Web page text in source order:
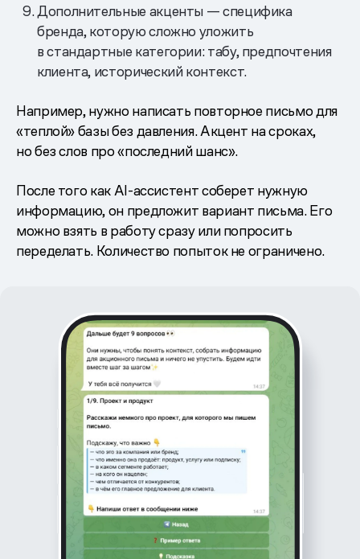
Дополнительные акценты — специфика
бренда, которую сложно уложить
в стандартные категории: табу, предпочтения
клиента, исторический контекст.
Например, нужно написать повторное письмо для
«теплой» базы без давления. Акцент на сроках,
но без слов про «последний шанс».
После того как AI-ассистент соберет нужную
информацию, он предложит вариант письма. Его
можно взять в работу сразу или попросить
переделать. Количество попыток не ограничено.